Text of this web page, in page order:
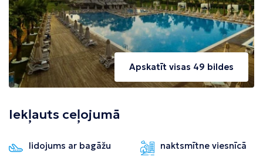
Apskatīt visas 49 bildes
Iekļauts ceļojumā
lidojums ar bagāžu naktsmītne viesnīcā